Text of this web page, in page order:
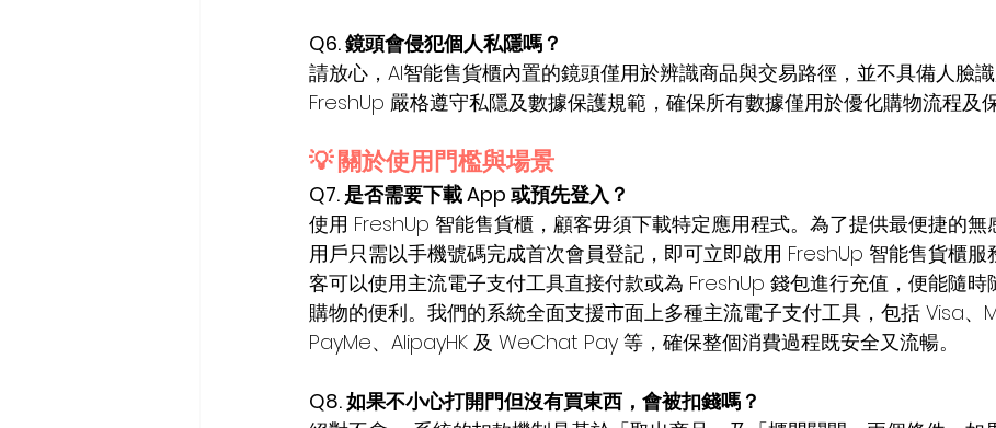
Q6. 鏡頭會侵犯個人私隱嗎？
請放心，AI智能售貨櫃內置的鏡頭僅用於辨識商品與交易路徑，並不具備人臉識
FreshUp 嚴格遵守私隱及數據保護規範，確保所有數據僅用於優化購物流程及
💡 關於使用門檻與場景
Q7. 是否需要下載 App 或預先登入？
使用 FreshUp 智能售貨櫃，顧客毋須下載特定應用程式。為了提供最便捷的無
用戶只需以手機號碼完成首次會員登記，即可立即啟用 FreshUp 智能售貨櫃服
客可以使用主流電子支付工具直接付款或為 FreshUp 錢包進行充值，便能隨時
購物的便利。我們的系統全面支援市面上多種主流電子支付工具，包括 Visa、
PayMe、AlipayHK 及 WeChat Pay 等，確保整個消費過程既安全又流暢。
Q8. 如果不小心打開門但沒有買東西，會被扣錢嗎？